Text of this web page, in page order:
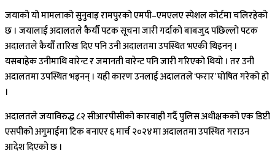
जयाको यो मामलाको सुनुवाइ रामपुरको एमपी–एमएलए स्पेशल कोर्टमा चलिरहेको
छ । जयालाई अदालतले कैयौँ पटक सूचना जारी गर्दाको बाबजुद पछिल्लो पटक
अदालतले कैयौँ तारिख दिए पनि उनी अदालतमा उपस्थित भएकी थिइनन् ।
यसबाहेक उनीमाथि वारेन्ट र जमानती वारेन्ट पनि जारी गरिएको थियो । तर उनी
अदालतमा उपस्थित भइनन् । यही कारण उनलाई अदालतले ‘फरार’ घोषित गरेको हो
।
अदालतले जयाविरुद्ध ८२ सीआरपीसीको कारवाही गर्दै पुलिस अधीक्षकको एक डिप्टी
एसपीको अगुमाईमा टिक बनाएर ६ मार्च २०२४मा अदालतमा उपस्थित गराउन
आदेश दिएको छ ।